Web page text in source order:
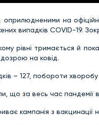
, оприлюдненими на
випадків COVID-19.
рівні тримається й
на ковід.
– 127, побороти
що за весь час пандемії в
кампанія з вакцинації